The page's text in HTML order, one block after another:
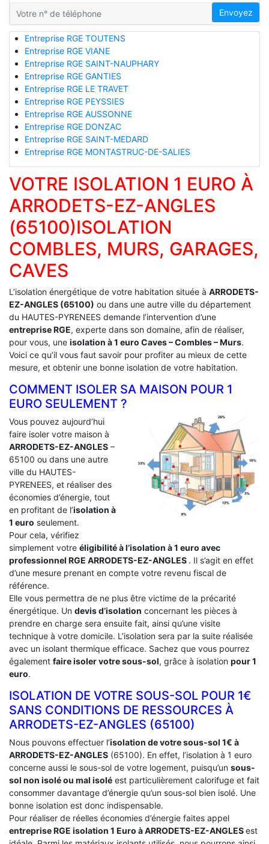
Envoyez
Entreprise RGE TOUTENS
Entreprise RGE VIANE
Entreprise RGE SAINT-NAUPHARY
Entreprise RGE GANTIES
Entreprise RGE LE TRAVET
Entreprise RGE PEYSSIES
Entreprise RGE AUSSONNE
Entreprise RGE DONZAC
Entreprise RGE SAINT-MEDARD
Entreprise RGE MONTASTRUC-DE-SALIES
VOTRE ISOLATION 1 EURO À
ARRODETS-EZ-ANGLES
(65100)ISOLATION
COMBLES, MURS, GARAGES,
CAVES
L’isolation énergétique de votre habitation située à ARRODETS-
EZ-ANGLES (65100) ou dans une autre ville du département
du HAUTES-PYRENEES demande l’intervention d’une
entreprise RGE, experte dans son domaine, afin de réaliser,
pour vous, une isolation à 1 euro Caves – Combles – Murs.
Voici ce qu’il vous faut savoir pour profiter au mieux de cette
mesure, et obtenir une bonne isolation de votre habitation.
COMMENT ISOLER SA MAISON POUR 1
EURO SEULEMENT ?
Vous pouvez aujourd’hui
faire isoler votre maison à
ARRODETS-EZ-ANGLES –
65100 ou dans une autre
ville du HAUTES-
PYRENEES, et réaliser des
économies d’énergie, tout
en profitant de l’isolation à
1 euro seulement.
Pour cela, vérifiez
simplement votre éligibilité à l’isolation à 1 euro avec
professionnel RGE ARRODETS-EZ-ANGLES . Il s’agit en effet
d’une mesure prenant en compte votre revenu fiscal de
référence.
Elle vous permettra de ne plus être victime de la précarité
énergétique. Un devis d’isolation concernant les pièces à
prendre en charge sera ensuite fait, ainsi qu’une visite
technique à votre domicile. L’isolation sera par la suite réalisée
avec un isolant thermique efficace. Sachez que vous pourrez
également faire isoler votre sous-sol, grâce à isolation pour 1
euro.
ISOLATION DE VOTRE SOUS-SOL POUR 1€
SANS CONDITIONS DE RESSOURCES À
‎ARRODETS-EZ-ANGLES (65100)
Nous pouvons effectuer l’isolation de votre sous-sol 1€ à
ARRODETS-EZ-ANGLES (65100). En effet, l’isolation à 1 euro
concerne aussi le sous-sol de votre logement, puisqu’un sous-
sol non isolé ou mal isolé est particulièrement calorifuge et fait
consommer davantage d’énergie qu’un sous-sol bien isolé. Une
bonne isolation est donc indispensable.
Pour réaliser de réelles économies d’énergie faites appel
entreprise RGE isolation 1 Euro à ARRODETS-EZ-ANGLESest